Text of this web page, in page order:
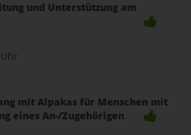
und Unterstützung am
mit Alpakas für Menschen mit
eines An-/Zugehörigen